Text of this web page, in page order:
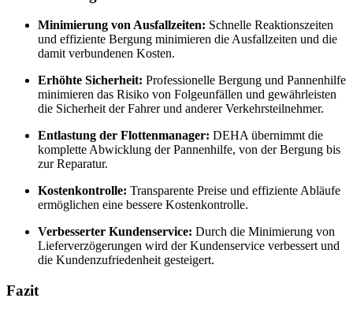
Minimierung von Ausfallzeiten: Schnelle Reaktionszeiten
und effiziente Bergung minimieren die Ausfallzeiten und die
damit verbundenen Kosten.
Erhöhte Sicherheit: Professionelle Bergung und Pannenhilfe
minimieren das Risiko von Folgeunfällen und gewährleisten
die Sicherheit der Fahrer und anderer Verkehrsteilnehmer.
Entlastung der Flottenmanager: DEHA übernimmt die
komplette Abwicklung der Pannenhilfe, von der Bergung bis
zur Reparatur.
Kostenkontrolle: Transparente Preise und effiziente Abläufe
ermöglichen eine bessere Kostenkontrolle.
Verbesserter Kundenservice: Durch die Minimierung von
Lieferverzögerungen wird der Kundenservice verbessert und
die Kundenzufriedenheit gesteigert.
Fazit